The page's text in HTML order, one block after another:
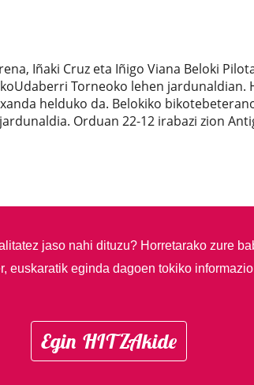
Iñaki Cruz eta Iñigo Viana Beloki
Torneoko lehen jardunaldian.
helduko da. Belokiko
Orduan 22-12 irabazi zion
jaso nahi dituzu? Horretarako zure
euskaratik eginda dagoen tokiko
Egin HITZAkide